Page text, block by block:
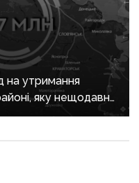
на утримання
яку нещодавно